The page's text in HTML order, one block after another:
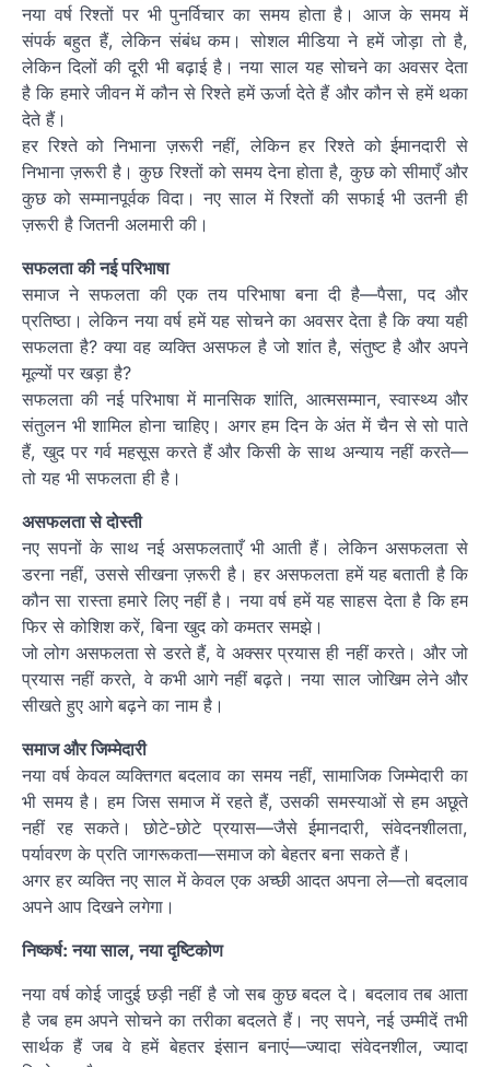
नया वर्ष रिश्तों पर भी पुनर्विचार का समय होता है। आज के समय में
संपर्क बहुत हैं, लेकिन संबंध कम। सोशल मीडिया ने हमें जोड़ा तो है,
लेकिन दिलों की दूरी भी बढ़ाई है। नया साल यह सोचने का अवसर देता
है कि हमारे जीवन में कौन से रिश्ते हमें ऊर्जा देते हैं और कौन से हमें थका
देते हैं।
हर रिश्ते को निभाना ज़रूरी नहीं, लेकिन हर रिश्ते को ईमानदारी से
निभाना ज़रूरी है। कुछ रिश्तों को समय देना होता है, कुछ को सीमाएँ और
कुछ को सम्मानपूर्वक विदा। नए साल में रिश्तों की सफाई भी उतनी ही
ज़रूरी है जितनी अलमारी की।
सफलता की नई परिभाषा
समाज ने सफलता की एक तय परिभाषा बना दी है—पैसा, पद और
प्रतिष्ठा। लेकिन नया वर्ष हमें यह सोचने का अवसर देता है कि क्या यही
सफलता है? क्या वह व्यक्ति असफल है जो शांत है, संतुष्ट है और अपने
मूल्यों पर खड़ा है?
सफलता की नई परिभाषा में मानसिक शांति, आत्मसम्मान, स्वास्थ्य और
संतुलन भी शामिल होना चाहिए। अगर हम दिन के अंत में चैन से सो पाते
हैं, खुद पर गर्व महसूस करते हैं और किसी के साथ अन्याय नहीं करते—
तो यह भी सफलता ही है।
असफलता से दोस्ती
नए सपनों के साथ नई असफलताएँ भी आती हैं। लेकिन असफलता से
डरना नहीं, उससे सीखना ज़रूरी है। हर असफलता हमें यह बताती है कि
कौन सा रास्ता हमारे लिए नहीं है। नया वर्ष हमें यह साहस देता है कि हम
फिर से कोशिश करें, बिना खुद को कमतर समझे।
जो लोग असफलता से डरते हैं, वे अक्सर प्रयास ही नहीं करते। और जो
प्रयास नहीं करते, वे कभी आगे नहीं बढ़ते। नया साल जोखिम लेने और
सीखते हुए आगे बढ़ने का नाम है।
समाज और जिम्मेदारी
नया वर्ष केवल व्यक्तिगत बदलाव का समय नहीं, सामाजिक जिम्मेदारी का
भी समय है। हम जिस समाज में रहते हैं, उसकी समस्याओं से हम अछूते
नहीं रह सकते। छोटे-छोटे प्रयास—जैसे ईमानदारी, संवेदनशीलता,
पर्यावरण के प्रति जागरूकता—समाज को बेहतर बना सकते हैं।
अगर हर व्यक्ति नए साल में केवल एक अच्छी आदत अपना ले—तो बदलाव
अपने आप दिखने लगेगा।
निष्कर्ष: नया साल, नया दृष्टिकोण
नया वर्ष कोई जादुई छड़ी नहीं है जो सब कुछ बदल दे। बदलाव तब आता
है जब हम अपने सोचने का तरीका बदलते हैं। नए सपने, नई उम्मीदें तभी
सार्थक हैं जब वे हमें बेहतर इंसान बनाएं—ज्यादा संवेदनशील, ज्यादा